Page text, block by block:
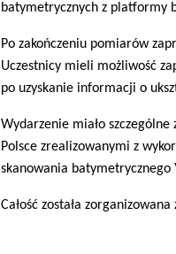
batymetrycznych z platformy
Po zakończeniu pomiarów
Uczestnicy mieli możliwość
po uzyskanie informacji o
Wydarzenie miało
Polsce zrealizowanymi z
skanowania batymetrycznego
Całość została